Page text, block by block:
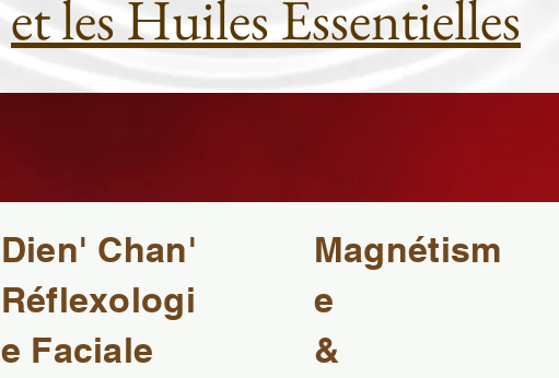
et les Huiles Essentielles
Dien' Chan'
Réflexologi
e Faciale
Magnétism
e
&